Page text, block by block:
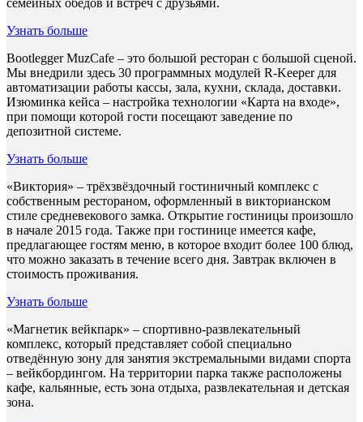
семейных обедов и встреч с друзьями.
Узнать больше
Bootlegger MuzCafe – это большой ресторан с большой сценой.
Мы внедрили здесь 30 программных модулей R-Keeper для
автоматизации работы кассы, зала, кухни, склада, доставки.
Изюминка кейса – настройка технологии «Карта на входе»,
при помощи которой гости посещают заведение по
депозитной системе.
Узнать больше
«Виктория» – трёхзвёздочный гостиничный комплекс с
собственным рестораном, оформленный в викторианском
стиле средневекового замка. Открытие гостиницы произошло
в начале 2015 года. Также при гостинице имеется кафе,
предлагающее гостям меню, в которое входит более 100 блюд,
что можно заказать в течение всего дня. Завтрак включен в
стоимость проживания.
Узнать больше
«Магнетик вейкпарк» – спортивно-развлекательный
комплекс, который представляет собой специально
отведённую зону для занятия экстремальными видами спорта
– вейкбордингом. На территории парка также расположены
кафе, кальянные, есть зона отдыха, развлекательная и детская
зона.